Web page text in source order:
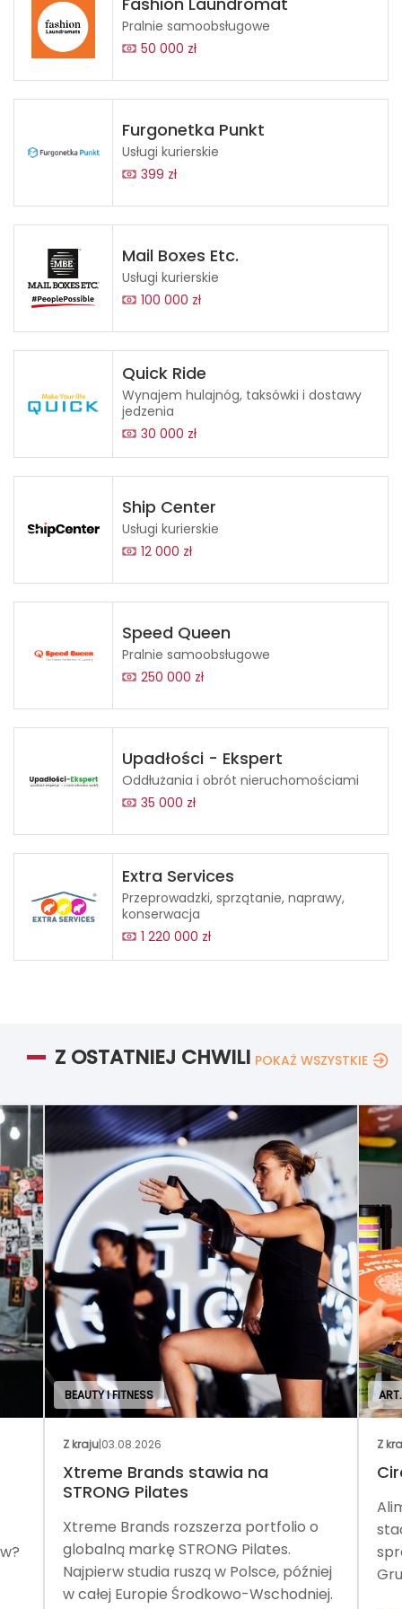
Pralnie samoobsługowe
50 000 zł
Furgonetka Punkt
Usługi kurierskie
399 zł
Mail Boxes Etc.
Usługi kurierskie
100 000 zł
Quick Ride
Wynajem hulajnóg, taksówki i dostawy
jedzenia
30 000 zł
Ship Center
Usługi kurierskie
12 000 zł
Speed Queen
Pralnie samoobsługowe
250 000 zł
Upadłości - Ekspert
Oddłużania i obrót nieruchomościami
35 000 zł
Extra Services
Przeprowadzki, sprzątanie, naprawy,
konserwacja
1 220 000 zł
Z OSTATNIEJ CHWILI POKAŻ WSZYSTKIE
BEAUTY I FITNESS
Z kraju|03.08.2026
Xtreme Brands stawia na
STRONG Pilates
Xtreme Brands rozszerza portfolio o
globalną markę STRONG Pilates.
Najpierw studia ruszą w Polsce, później
w całej Europie Środkowo-Wschodniej.
Z